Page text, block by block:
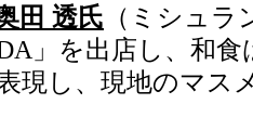
田 透氏 （ミシュ
」を出店し、和
現し、現地のマス